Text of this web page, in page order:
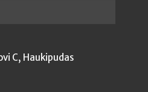
C, Haukipudas